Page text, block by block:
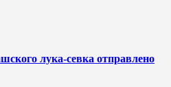
лука-севка отправлено